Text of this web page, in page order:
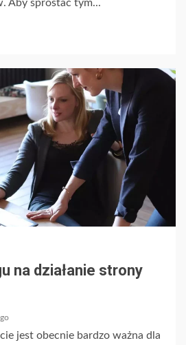
Aby sprostać tym...
na działanie strony
jest obecnie bardzo ważna dla